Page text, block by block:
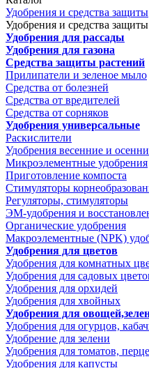
Удобрения и средства защиты
Удобрения и средства защиты
Удобрения для рассады
Удобрения для газона
Средства защиты растений
Прилипатели и зеленое мыло
Средства от болезней
Средства от вредителей
Средства от сорняков
Удобрения универсальные
Раскислители
Удобрения весенние и
Микроэлементные удобрения
Приготовление компоста
Стимуляторы
Регуляторы, стимуляторы
ЭМ-удобрения и
Органические удобрения
Макроэлементные (NPK)
Удобрения для цветов
Удобрения для комнатных
Удобрения для садовых
Удобрения для орхидей
Удобрения для хвойных
Удобрения для
Удобрения для огурцов,
Удобрение для зелени
Удобрения для томатов,
Удобрения для капусты